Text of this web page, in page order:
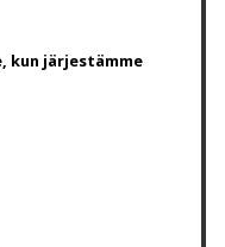
kun järjestämme